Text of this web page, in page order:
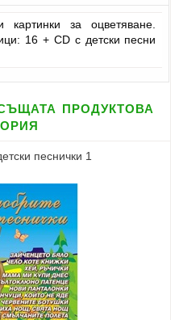
за оцветяване.
16 + CD с детски песни
продуктова
песнички 1